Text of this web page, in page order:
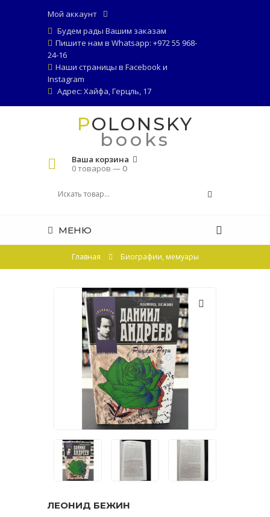
Мой аккаунт
Будем рады Вашим заказам
Пишите нам в Whatsapp: +972 55 968-
24-16
Наши страницы в Facebookи
Instagram
Адрес: Хайфа, Герцль, 17
POLONSKY
books
Ваша корзина
0 товаров —0
МЕНЮ
Главная Биографии, мемуары
ЛЕОНИД БЕЖИН